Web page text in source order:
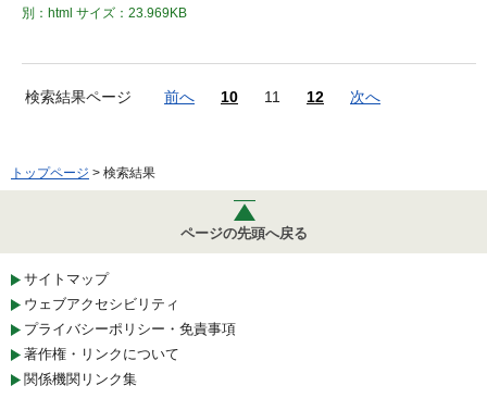
別：html サイズ：23.969KB
検索結果ページ 前へ 10 11 12 次へ
トップページ > 検索結果
ページの先頭へ戻る
サイトマップ
ウェブアクセシビリティ
プライバシーポリシー・免責事項
著作権・リンクについて
関係機関リンク集